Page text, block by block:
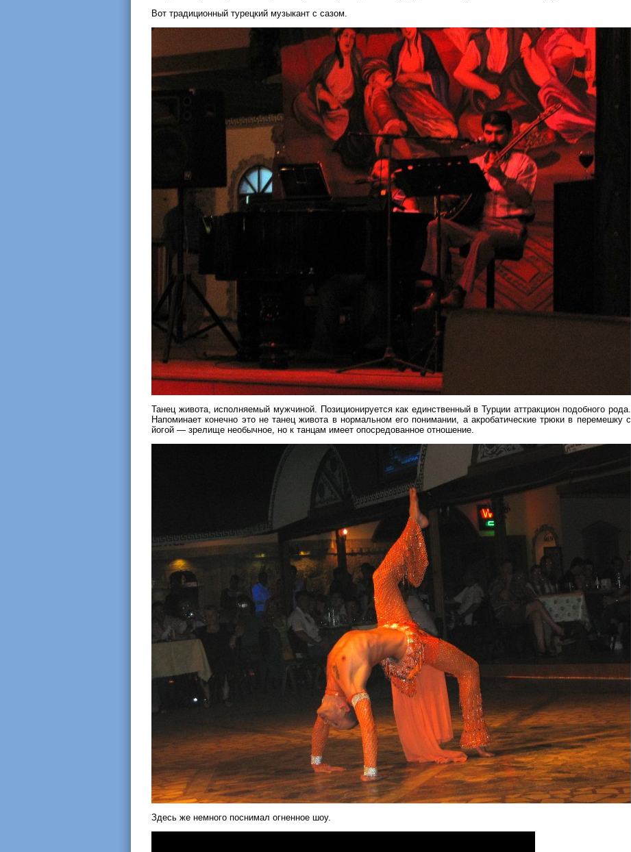
Вот традиционный турецкий музыкант с сазом.
Танец живота, исполняемый мужчиной. Позиционируется как единственный в Турции аттракцион подобного рода.
Напоминает конечно это не танец живота в нормальном его понимании, а акробатические трюки в перемешку с
йогой — зрелище необычное, но к танцам имеет опосредованное отношение.
Здесь же немного поснимал огненное шоу.